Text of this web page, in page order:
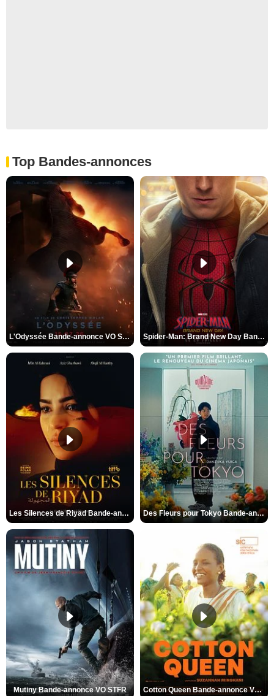
Top Bandes-annonces
L'Odyssée Bande-annonce VO STFR Spider-Man: Brand New Day Bande-annonce VO STFR
Les Silences de Riyad Bande-annonce VO STFR Des Fleurs pour Tokyo Bande-annonce VO STFR
Mutiny Bande-annonce VO STFR Cotton Queen Bande-annonce VO STFR